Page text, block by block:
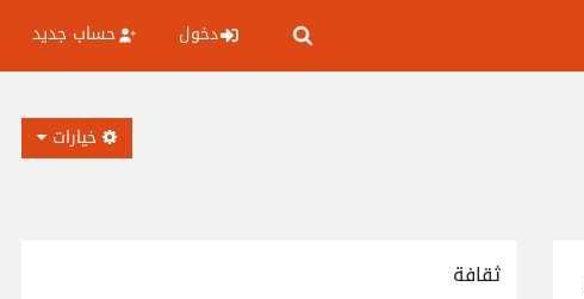
دخول حساب جديد
خيارات
ثقافة